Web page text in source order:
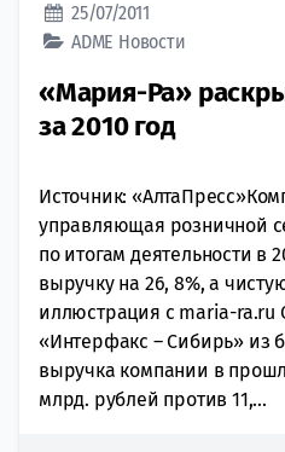
25/07/2011
ADME Новости
«Мария-Ра»
за 2010 год
Источник:
управляющая розничной
по итогам деятельности в
выручку на 26, 8%, а
иллюстрация с maria-ra.ru
«Интерфакс – Сибирь» из
выручка компании в
млрд. рублей против 11,...